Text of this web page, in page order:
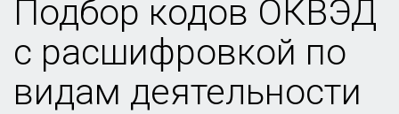
Подбор кодов ОКВЭД
с расшифровкой по
видам деятельности